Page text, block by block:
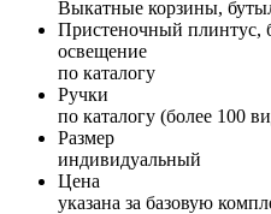
Выкатные корзины,
Пристеночный плинтус,
освещение
по каталогу
Ручки
по каталогу (более 100
Размер
индивидуальный
Цена
указана за базовую